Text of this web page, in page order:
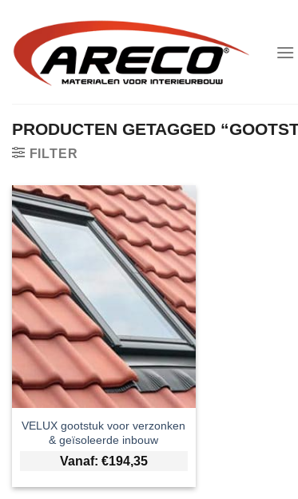
inhoud
PRODUCTEN GETAGGED
FILTER
VELUX gootstuk voor verzonken
& geïsoleerde inbouw
Vanaf: €194,35